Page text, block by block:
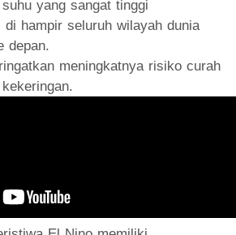
yang sangat tinggi
hampir seluruh wilayah dunia
depan.
meningkatnya risiko curah